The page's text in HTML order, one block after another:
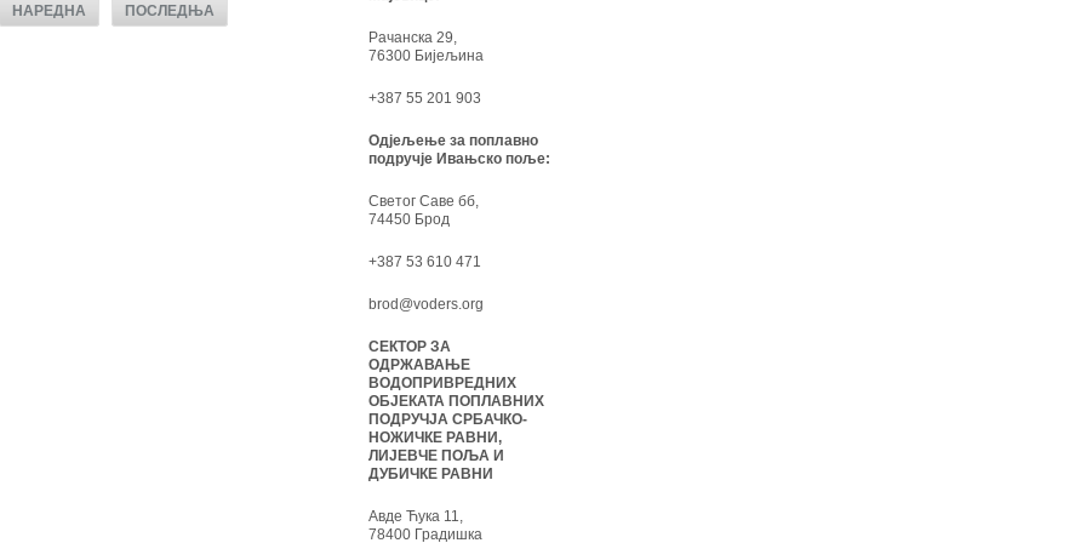
НАРЕДНА ПОСЛЕДЊА
Рачанска 29,
76300 Бијељина
+387 55 201 903
Одјељење за поплавно
подручје Ивањско поље:
Светог Саве бб,
74450 Брод
+387 53 610 471
brod@voders.org
СЕКТОР ЗА
ОДРЖАВАЊЕ
ВОДОПРИВРЕДНИХ
ОБЈЕКАТА ПОПЛАВНИХ
ПОДРУЧЈА СРБАЧКО-
НОЖИЧКЕ РАВНИ,
ЛИЈЕВЧЕ ПОЉА И
ДУБИЧКЕ РАВНИ
Авде Ћука 11,
78400 Градишка